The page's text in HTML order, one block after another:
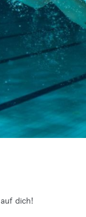
dich!